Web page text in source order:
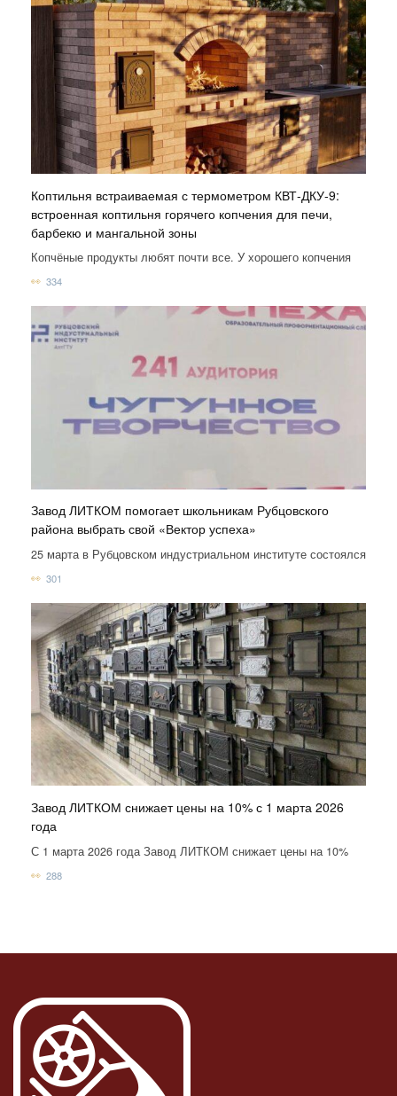
Коптильня встраиваемая с термометром КВТ-ДКУ-9:
встроенная коптильня горячего копчения для печи,
барбекю и мангальной зоны
Копчёные продукты любят почти все. У хорошего копчения
334
Завод ЛИТКОМ помогает школьникам Рубцовского
района выбрать свой «Вектор успеха»
25 марта в Рубцовском индустриальном институте состоялся
301
Завод ЛИТКОМ снижает цены на 10% с 1 марта 2026
года
С 1 марта 2026 года Завод ЛИТКОМ снижает цены на 10%
288